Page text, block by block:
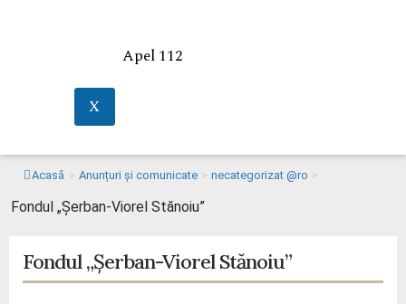
Apel 112
X
Acasă > Anunțuri și comunicate > necategorizat @ro >
Fondul „Șerban-Viorel Stănoiu”
Fondul „Șerban-Viorel Stănoiu”